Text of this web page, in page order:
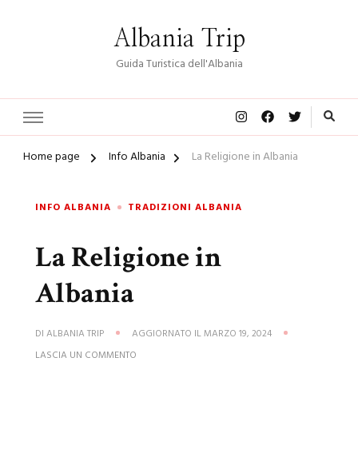
Albania Trip
Guida Turistica dell'Albania
Home page Info Albania La Religione in Albania
INFO ALBANIA TRADIZIONI ALBANIA
La Religione in
Albania
DI ALBANIA TRIP AGGIORNATO ILMARZO 19, 2024
LASCIA UN COMMENTO